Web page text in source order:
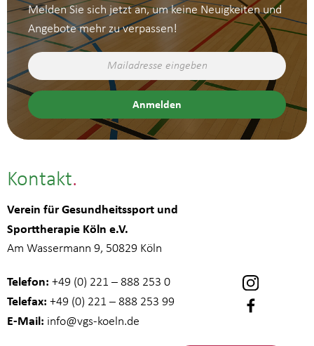
Melden Sie sich jetzt an, um keine Neuigkeiten und
Angebote mehr zu verpassen!
Kontakt
Verein für Gesundheitssport und
Sporttherapie Köln e.V.
Am Wassermann 9, 50829 Köln
Telefon: +49 (0) 221 – 888 253 0
Telefax: +49 (0) 221 – 888 253 99
E-Mail: info@vgs-koeln.de